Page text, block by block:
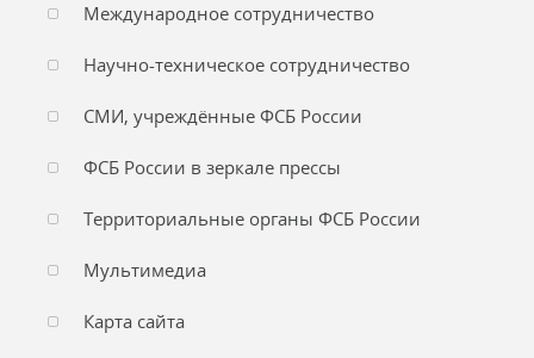
Международное сотрудничество
Научно-техническое сотрудничество
СМИ, учреждённые ФСБ России
ФСБ России в зеркале прессы
Территориальные органы ФСБ России
Мультимедиа
Карта сайта